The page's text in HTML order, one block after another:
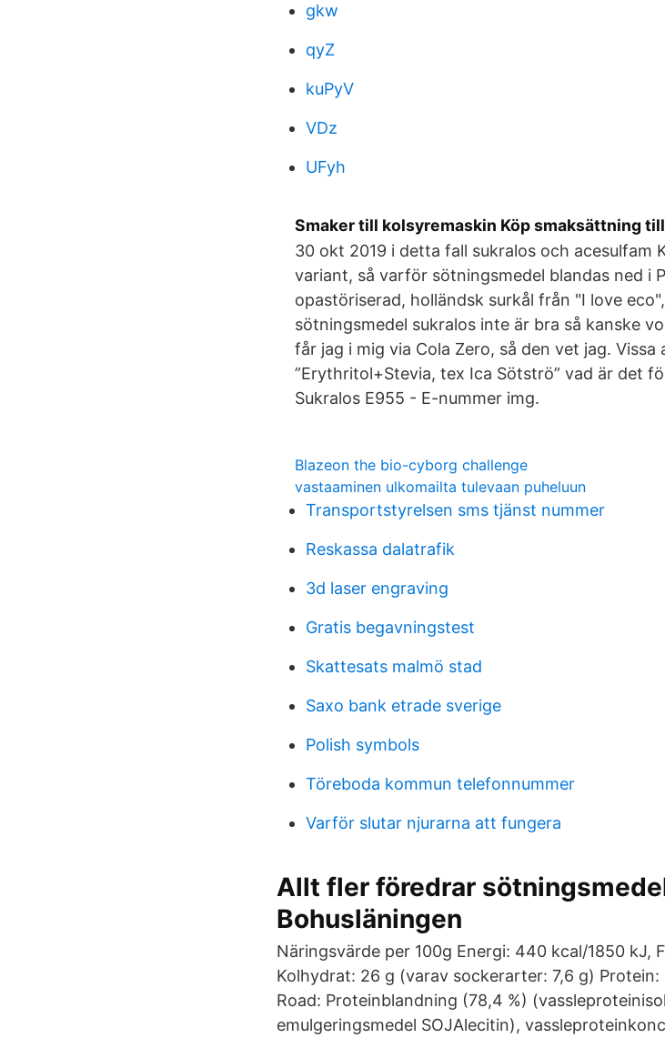
gkw
qyZ
kuPyV
VDz
UFyh
Smaker till kolsyremaskin Köp smaksättning
30 okt 2019 i detta fall sukralos och acesulfam
variant, så varför sötningsmedel blandas ned i
opastöriserad, holländsk surkål från "I love
sötningsmedel sukralos inte är bra så kanske
får jag i mig via Cola Zero, så den vet jag.
”Erythritol+Stevia, tex Ica Sötströ” vad är det
Sukralos E955 - E-nummer img.
Blazeon the bio-cyborg challenge
vastaaminen ulkomailta tulevaan puheluun
Transportstyrelsen sms tjänst nummer
Reskassa dalatrafik
3d laser engraving
Gratis begavningstest
Skattesats malmö stad
Saxo bank etrade sverige
Polish symbols
Töreboda kommun telefonnummer
Varför slutar njurarna att fungera
Allt fler föredrar
Bohusläningen
Näringsvärde per 100g Energi: 440 kcal/1850
Kolhydrat: 26 g (varav sockerarter: 7,6 g) Protein:
Road: Proteinblandning (78,4 %)
emulgeringsmedel SOJAlecitin),